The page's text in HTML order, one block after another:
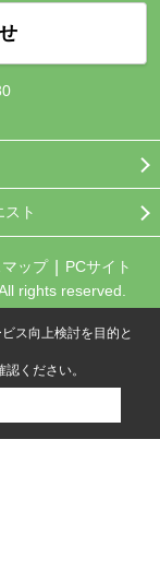
ト
ップ
PCサイト
rights reserved.
ス向上検討を目的と
認ください。